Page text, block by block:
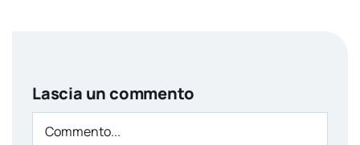
Lascia un commento
Comment